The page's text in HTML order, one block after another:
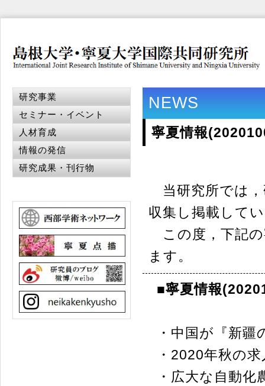
NEWS
寧夏情報
当研究所では，
収集し掲載して
この度，下記の
ます。
■寧夏情報
・中国が『新疆
・2020年秋の求
・広大な自動化
研究事業
セミナー・イベント
人材育成
情報の発信
研究成果・刊行物